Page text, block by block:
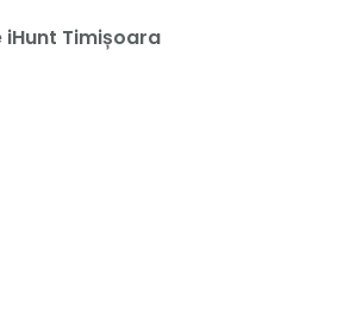
iHunt Timișoara